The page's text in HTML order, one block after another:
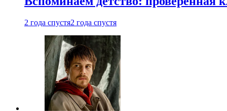
2 года спустя2 года спустя